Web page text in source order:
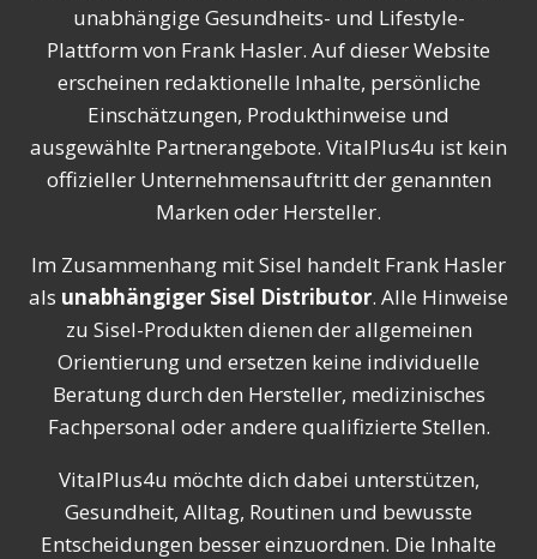
unabhängige Gesundheits- und Lifestyle-
Plattform von Frank Hasler. Auf dieser Website
erscheinen redaktionelle Inhalte, persönliche
Einschätzungen, Produkthinweise und
ausgewählte Partnerangebote. VitalPlus4u ist kein
offizieller Unternehmensauftritt der genannten
Marken oder Hersteller.
Im Zusammenhang mit Sisel handelt Frank Hasler
als unabhängiger Sisel Distributor. Alle Hinweise
zu Sisel-Produkten dienen der allgemeinen
Orientierung und ersetzen keine individuelle
Beratung durch den Hersteller, medizinisches
Fachpersonal oder andere qualifizierte Stellen.
VitalPlus4u möchte dich dabei unterstützen,
Gesundheit, Alltag, Routinen und bewusste
Entscheidungen besser einzuordnen. Die Inhalte